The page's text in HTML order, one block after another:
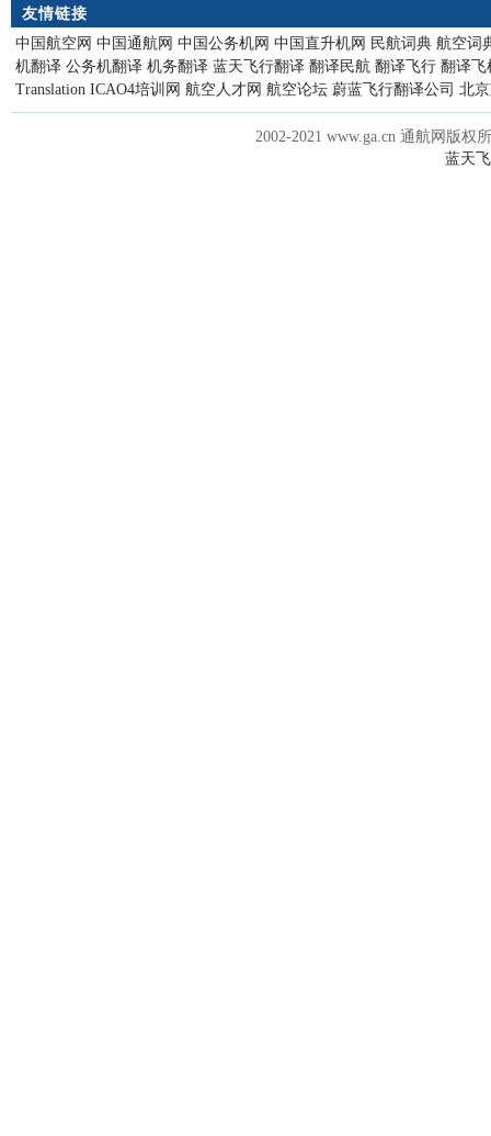
友情链接
中国航空网 中国通航网 中国公务机网 中国直升机网 民航词典 航空词
机翻译 公务机翻译 机务翻译 蓝天飞行翻译 翻译民航 翻译飞行 翻译飞
Translation ICAO4培训网 航空人才网 航空论坛 蔚蓝飞行翻译公司 北
2002-2021 www.ga.cn 通航网版权
蓝天